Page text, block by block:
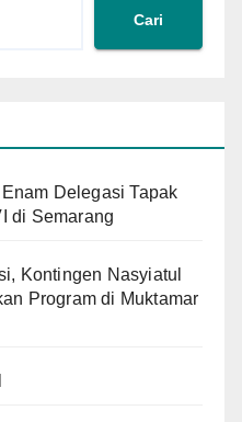
Cari
Delegasi Tapak
di Semarang
Kontingen Nasyiatul
Program di Muktamar